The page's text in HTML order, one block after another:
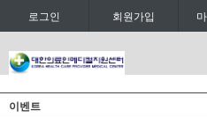
로그인 회원가입
이벤트